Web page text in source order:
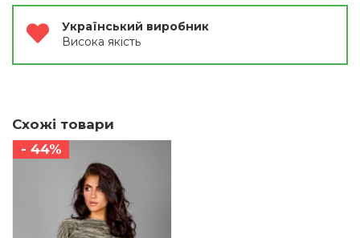
Український виробник
Висока якість
Схожі товари
- 44%